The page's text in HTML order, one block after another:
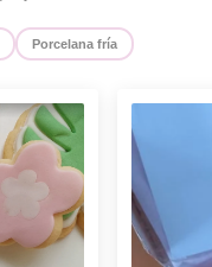
Porcelana fría